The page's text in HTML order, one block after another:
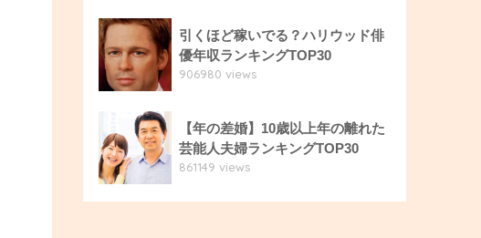
引くほど稼いでる？ハリウッド俳
優年収ランキングTOP30
906980 views
【年の差婚】10歳以上年の離れた
芸能人夫婦ランキングTOP30
861149 views